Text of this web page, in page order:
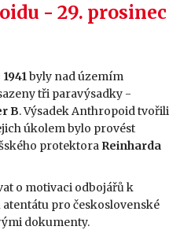
- 29. prosinec
byly nad územím
tři paravýsadky -
B. Výsadek Anthropoid tvořili
úkolem bylo provést
protektora Reinharda
o motivaci odbojářů k
pro československé
dokumenty.